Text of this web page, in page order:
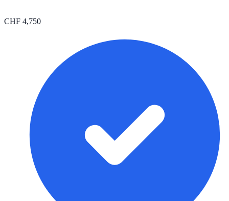
CHF 4,750